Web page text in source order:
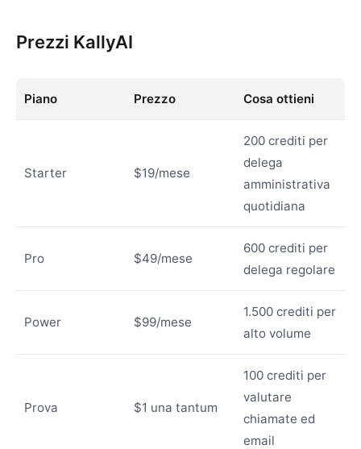
Prezzi KallyAI
Piano Prezzo Cosa ottieni
Starter $19/mese
200 crediti per
delega
amministrativa
quotidiana
Pro $49/mese
600 crediti per
delega regolare
Power $99/mese
1.500 crediti per
alto volume
Prova $1 una tantum
100 crediti per
valutare
chiamate ed
email